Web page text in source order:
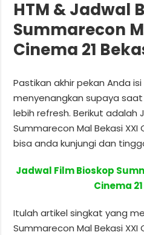
HTM & Jadwal
Summarecon
Cinema 21
Pastikan akhir pekan Anda
menyenangkan supaya
lebih refresh. Berikut adalah
Summarecon Mal Bekasi XXI
bisa anda kunjungi dan
Jadwal Film Bioskop
Cinema
Itulah artikel singkat yang
Summarecon Mal Bekasi XXI